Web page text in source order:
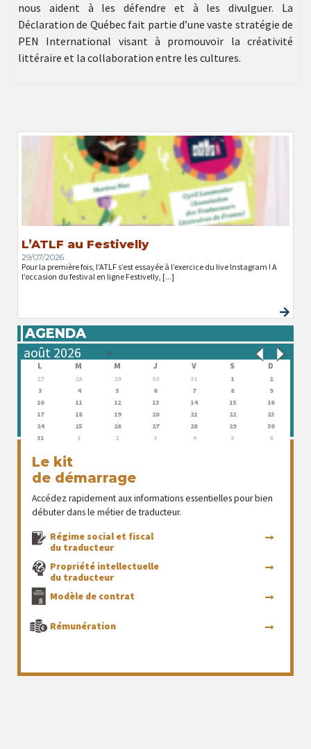
nous aident à les défendre et à les divulguer. La
Déclaration de Québec fait partie d’une vaste stratégie de
PEN International visant à promouvoir la créativité
littéraire et la collaboration entre les cultures.
L’ATLF au Festivelly
29/07/2026
Pour la première fois, l’ATLF s’est essayée à l’exercice du live Instagram ! A
l’occasion du festival en ligne Festivelly, [...]
AGENDA
L M M J V S D
27 28 29 30 31 1
2
3
4 5 6 7 8
9
10
11 12 13 14 15
16
17
18 19 20 21 22
23
24
25 26 27 28 29
30
31
1 2 3 4 5 6
Le kit
de démarrage
Accédez rapidement aux informations essentielles pour bien
débuter dans le métier de traducteur.
Régime social et fiscal
du traducteur
Propriété intellectuelle
du traducteur
Modèle de contrat
Rémunération